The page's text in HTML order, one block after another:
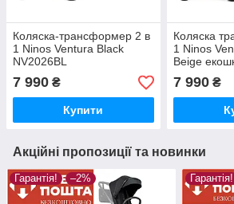
Коляска-трансформер 2 в
1 Ninos Ventura Black
NV2026BL
7 990 ₴
Купити
Коляска
1 Ninos
Beige
NVE2026LB
7 990₴
Акційні пропозиції та новинки
Гарантія! –2% Гарантія!